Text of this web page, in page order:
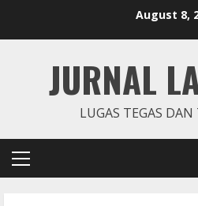
August 8,
JURNAL
LUGAS TEGAS DAN
Primary